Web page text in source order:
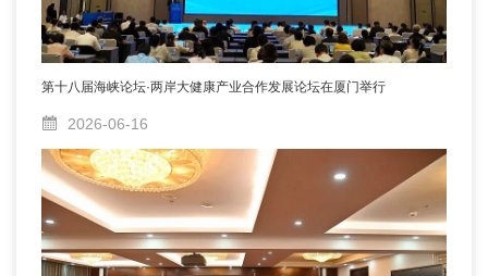
第十八届海峡论坛·两岸大健康产业合作发展论坛在厦门举行
2026-06-16